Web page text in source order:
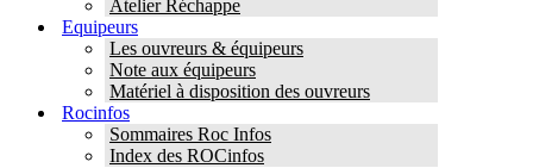
Atelier Réchappe
Equipeurs
Les ouvreurs & équipeurs
Note aux équipeurs
Matériel à disposition des ouvreurs
Rocinfos
Sommaires Roc Infos
Index des ROCinfos